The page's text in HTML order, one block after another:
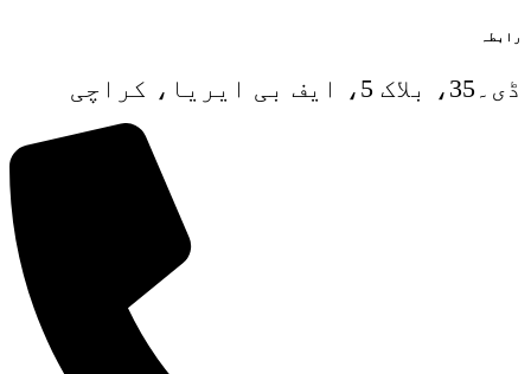
رابطہ
ڈی۔35، بلاک 5، ایف بی ایریا، کراچی